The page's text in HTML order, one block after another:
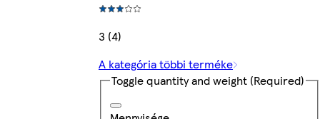
3 (4)
A kategória többi terméke
Toggle quantity and weight (Required)